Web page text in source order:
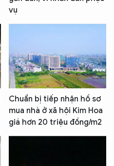
vụ
Chuẩn bị tiếp nhận hồ sơ
mua nhà ở xã hội Kim Hoa
giá hơn 20 triệu đồng/m2